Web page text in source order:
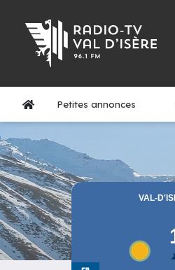
Petites annonces